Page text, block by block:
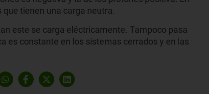
tienen una carga neutra.
este se carga eléctricamente. Tampoco pasa
es constante en los sistemas cerrados y en las